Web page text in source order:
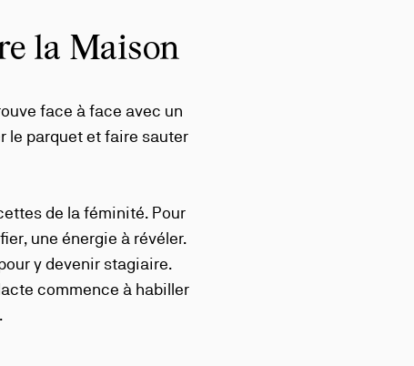
la Maison
face à face avec un
le parquet et faire sauter
de la féminité. Pour
une énergie à révéler.
y devenir stagiaire.
commence à habiller